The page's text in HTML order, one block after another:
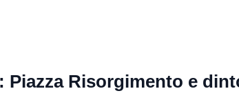
Piazza Risorgimento e